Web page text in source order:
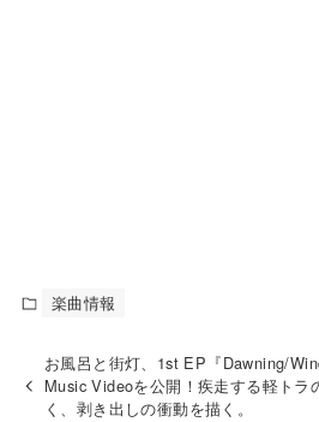
楽曲情報
お風呂と街灯、1st EP『Dawning/
Music Videoを公開！疾走する軽トラ
く、剥き出しの衝動を描く。